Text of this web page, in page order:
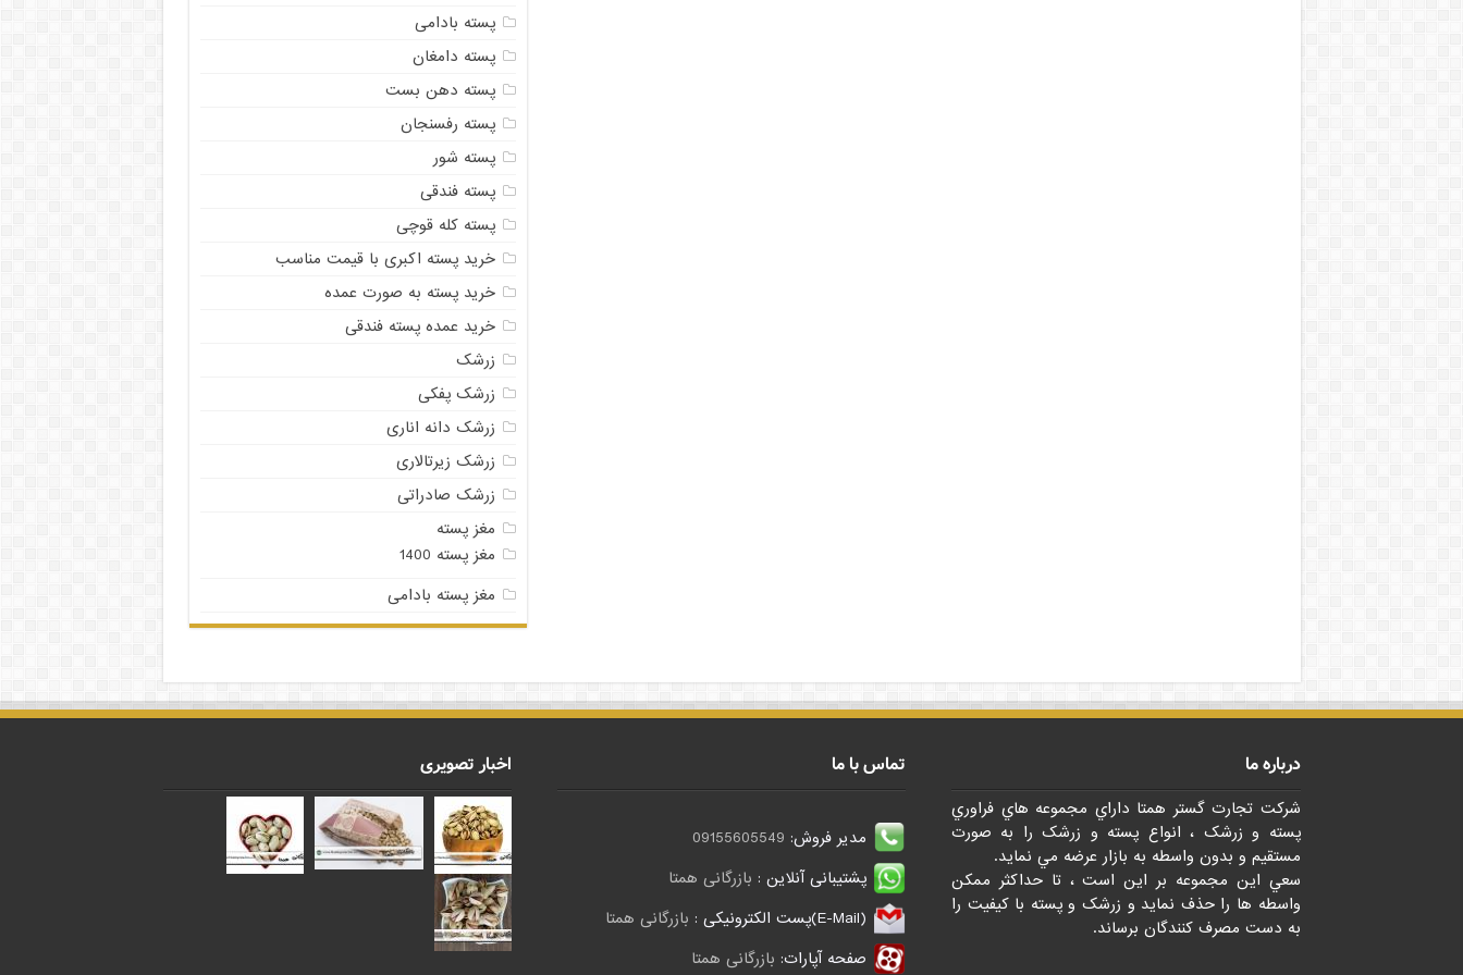
پسته بادامی
پسته دامغان
پسته دهن بست
پسته رفسنجان
پسته شور
پسته فندقی
پسته کله قوچی
خرید پسته اکبری با قیمت مناسب
خرید پسته به صورت عمده
خرید عمده پسته فندقی
زرشک
زرشک پفکی
زرشک دانه اناری
زرشک زیرتالاری
زرشک صادراتی
مغز پسته
مغز پسته 1400
مغز پسته بادامی
درباره ما
شرکت تجارت گستر همتا داراي مجموعه هاي فراوري
پسته و زرشک ، انواع پسته و زرشک را به صورت
مستقيم و بدون واسطه به بازار عرضه مي نمايد.
سعي اين مجموعه بر اين است ، تا حداکثر ممکن
واسطه ها را حذف نمايد و زرشک و پسته با کيفيت را
به دست مصرف کنندگان برساند.
تماس با ما
مدیر فروش: 09155605549
پشتیبانی آنلاین : بازرگانی همتا
(E-Mail)پست الکترونیکی :
بازرگانی همتا
صفحه آپارات: بازرگانی همتا
اخبار تصویری